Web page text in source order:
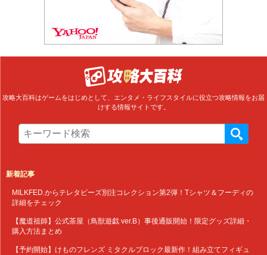
攻略大百科はゲームをはじめとして、エンタメ・ライフスタイルに役立つ攻略情報をお届
けする情報サイトです。
新着記事
MILKFED.からテレタビーズ別注コレクション第2弾！Tシャツ＆フーディの
詳細をチェック
【魔道祖師】公式茶屋（鳥獣遊戯 ver.B）事後通販開始！限定グッズ詳細・
購入方法まとめ
【予約開始】けものフレンズ ミタクルブロック最新作！組み立てフィギュ